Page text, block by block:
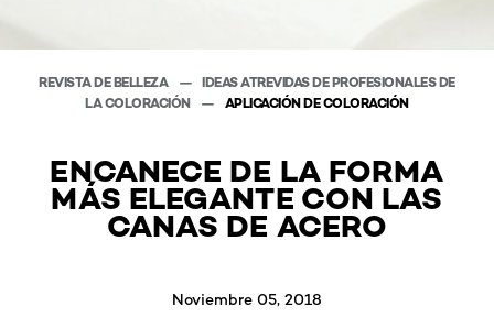
REVISTA DE BELLEZA
IDEAS ATREVIDAS DE PROFESIONALES DE
LA COLORACIÓN
APLICACIÓN DE COLORACIÓN
ENCANECE DE LA FORMA
MÁS ELEGANTE CON LAS
CANAS DE ACERO
Noviembre 05, 2018